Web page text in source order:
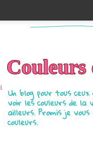
Un blog pour tous
voir les couleurs de
ailleurs. Promis je
couleurs.